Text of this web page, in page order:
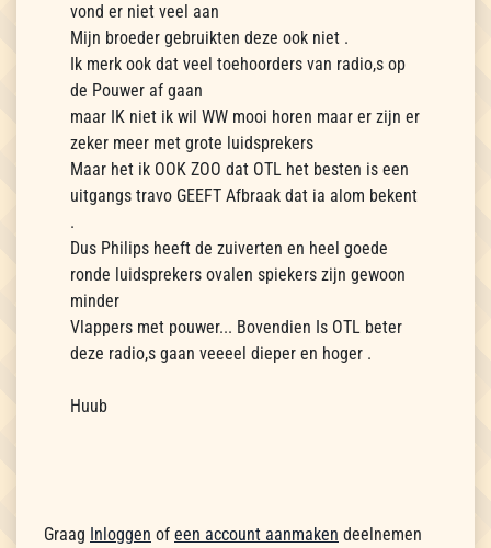
vond er niet veel aan
Mijn broeder gebruikten deze ook niet .
Ik merk ook dat veel toehoorders van radio,s op
de Pouwer af gaan
maar IK niet ik wil WW mooi horen maar er zijn er
zeker meer met grote luidsprekers
Maar het ik OOK ZOO dat OTL het besten is een
uitgangs travo GEEFT Afbraak dat ia alom bekent
.
Dus Philips heeft de zuiverten en heel goede
ronde luidsprekers ovalen spiekers zijn gewoon
minder
Vlappers met pouwer... Bovendien Is OTL beter
deze radio,s gaan veeeel dieper en hoger .
Huub
Graag Inloggen of een account aanmaken deelnemen